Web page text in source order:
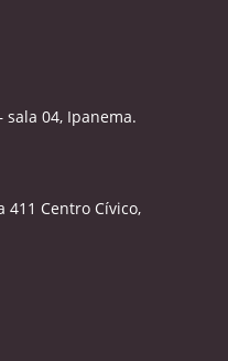
sala 04, Ipanema.
411 Centro Cívico,